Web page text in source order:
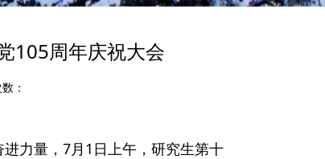
105周年庆祝大会
：
力量，7月1日上午，研究生第十